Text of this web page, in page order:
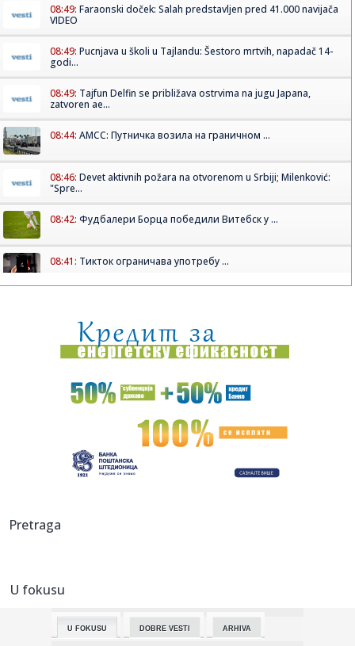
08:49: Faraonski doček: Salah predstavljen pred 41.000 navijača
VIDEO
08:49: Pucnjava u školi u Tajlandu: Šestoro mrtvih, napadač 14-
godi...
08:49: Tajfun Delfin se približava ostrvima na jugu Japana,
zatvoren ae...
08:44: АМСС: Путничка возила на граничном ...
08:46: Devet aktivnih požara na otvorenom u Srbiji; Milenković:
"Spre...
08:42: Фудбалери Борца победили Витебск у ...
08:41: Тикток ограничава употребу ...
08:37:“IranWire”: Ајатолах Моџтаба Хамнеи ...
08:37:TOBOL JURI POVRATAK: Milovanović poslao jasnu poruku
nakon poraz...
РХМЗ: Упозорење на високе ...
08:32:Verica i Veljko kopaju ogroman bazen na Avali: Stigli bageri
08:31:
08:31:
Srbija budući most Evrope: Zelenski i Vučić otvaraju vrata
Pretraga
U fokusu
U FOKUSU DOBRE VESTI ARHIVA